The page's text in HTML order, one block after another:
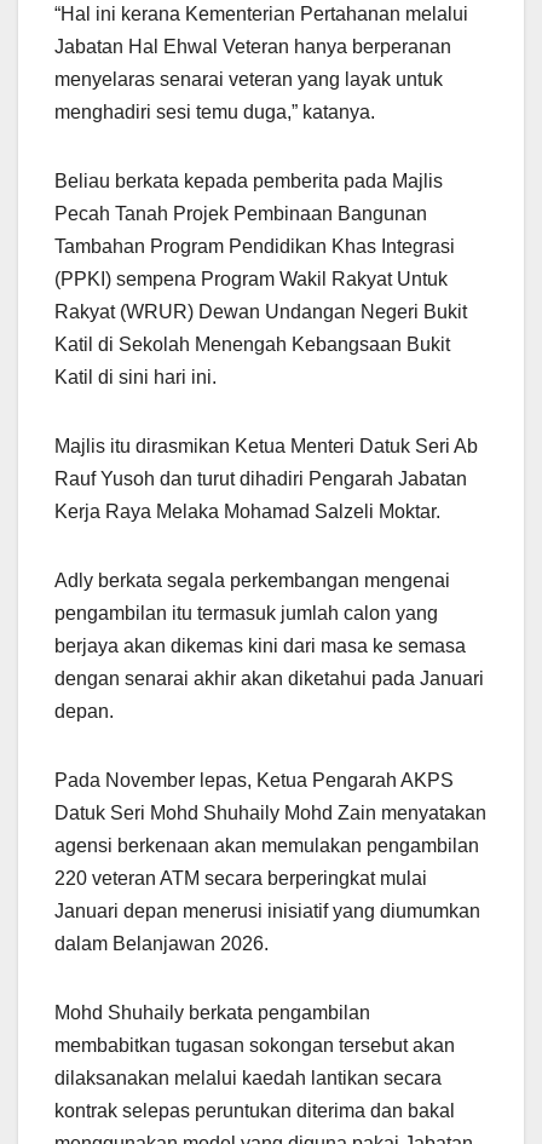
“Hal ini kerana Kementerian Pertahanan melalui
Jabatan Hal Ehwal Veteran hanya berperanan
menyelaras senarai veteran yang layak untuk
menghadiri sesi temu duga,” katanya.
Beliau berkata kepada pemberita pada Majlis
Pecah Tanah Projek Pembinaan Bangunan
Tambahan Program Pendidikan Khas Integrasi
(PPKI) sempena Program Wakil Rakyat Untuk
Rakyat (WRUR) Dewan Undangan Negeri Bukit
Katil di Sekolah Menengah Kebangsaan Bukit
Katil di sini hari ini.
Majlis itu dirasmikan Ketua Menteri Datuk Seri Ab
Rauf Yusoh dan turut dihadiri Pengarah Jabatan
Kerja Raya Melaka Mohamad Salzeli Moktar.
Adly berkata segala perkembangan mengenai
pengambilan itu termasuk jumlah calon yang
berjaya akan dikemas kini dari masa ke semasa
dengan senarai akhir akan diketahui pada Januari
depan.
Pada November lepas, Ketua Pengarah AKPS
Datuk Seri Mohd Shuhaily Mohd Zain menyatakan
agensi berkenaan akan memulakan pengambilan
220 veteran ATM secara berperingkat mulai
Januari depan menerusi inisiatif yang diumumkan
dalam Belanjawan 2026.
Mohd Shuhaily berkata pengambilan
membabitkan tugasan sokongan tersebut akan
dilaksanakan melalui kaedah lantikan secara
kontrak selepas peruntukan diterima dan bakal